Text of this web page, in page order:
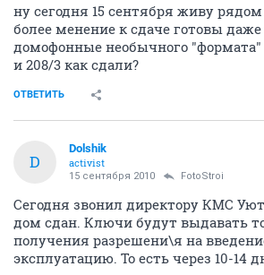
ну сегодня 15 сентября живу
более менение к сдаче готовы
домофонные необычного "формата"
и 208/3 как сдали?
ОТВЕТИТЬ
D
Dolshik
activist
15 сентября 2010 FotoStroi
Сегодня звонил директору КМС
дом сдан. Ключи будут выдавать
получения разрешени\я на
эксплуатацию. То есть через 10-14